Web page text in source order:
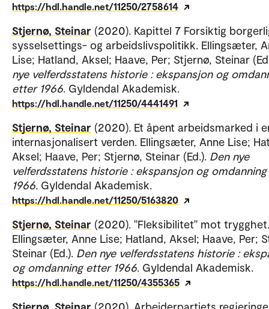
https://hdl.handle.net/11250/2758614
Stjernø, Steinar (2020). Kapittel 7 Forsiktig
sysselsettings- og arbeidslivspolitikk. Ellingsæter,
Lise; Hatland, Aksel; Haave, Per; Stjernø, Steinar
nye velferdsstatens historie : ekspansjon og
etter 1966. Gyldendal Akademisk.
https://hdl.handle.net/11250/4441491
Stjernø, Steinar (2020). Et åpent arbeidsmarked i
internasjonalisert verden. Ellingsæter, Anne Lise;
Aksel; Haave, Per; Stjernø, Steinar (Ed.). Den nye
velferdsstatens historie : ekspansjon og
1966. Gyldendal Akademisk.
https://hdl.handle.net/11250/5163820
Stjernø, Steinar (2020). "Fleksibilitet" mot trygghet.
Ellingsæter, Anne Lise; Hatland, Aksel; Haave, Per;
Steinar (Ed.). Den nye velferdsstatens historie :
og omdanning etter 1966. Gyldendal Akademisk.
https://hdl.handle.net/11250/4355365